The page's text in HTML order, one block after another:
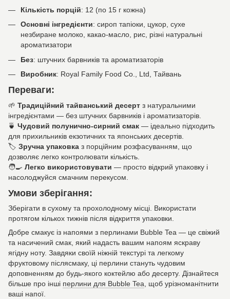
Кількість порцій: 12 (по 15 г кожна)
Основні інгредієнти: сироп тапіоки, цукор, сухе
незбиране молоко, какао-масло, рис, різні натуральні
ароматизатори
Без: штучних барвників та ароматизаторів
Виробник: Royal Family Food Co., Ltd, Тайвань
Переваги:
🌱 Традиційний тайванський десерт з натуральними
інгредієнтами — без штучних барвників і ароматизаторів.
🍵 Чудовий полунично-сирний смак — ідеально підходить
для прихильників екзотичних та японських десертів.
🏷️ Зручна упаковка з порційним розфасуванням, що
дозволяє легко контролювати кількість.
🧑‍🍳 Легко використовувати — просто відкрий упаковку і
насолоджуйся смачним перекусом.
Умови зберігання:
Зберігати в сухому та прохолодному місці. Використати
протягом кількох тижнів після відкриття упаковки.
Добре смакує із напоями з перлинами Bubble Tea — це свіжий
та насичений смак, який надасть вашим напоям яскраву
ягідну ноту. Завдяки своїй ніжній текстурі та легкому
фруктовому післясмаку, ці перлини стануть чудовим
доповненням до будь-якого коктейлю або десерту. Дізнайтеся
більше про інші перлини для Bubble Tea , щоб урізноманітнити
ваші напої.